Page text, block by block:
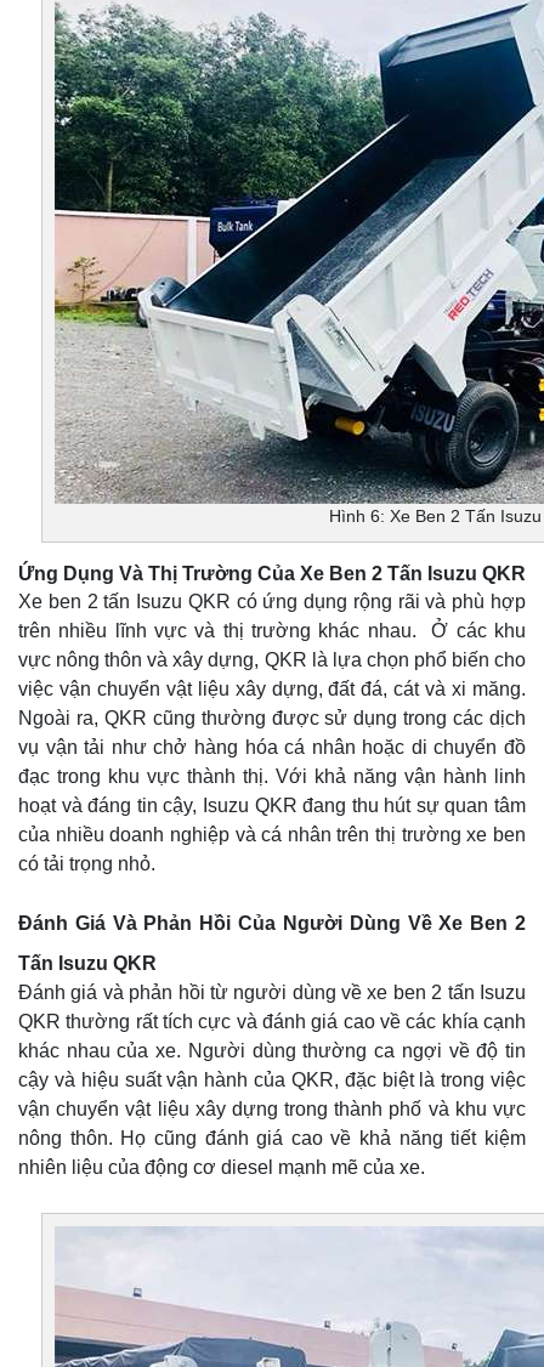
Hình 6: Xe Ben 2 Tấn Isuzu
Ứng Dụng Và Thị Trường Của Xe Ben 2 Tấn Isuzu QKR
Xe ben 2 tấn Isuzu QKR có ứng dụng rộng rãi và phù hợp
trên nhiều lĩnh vực và thị trường khác nhau. Ở các khu
vực nông thôn và xây dựng, QKR là lựa chọn phổ biến cho
việc vận chuyển vật liệu xây dựng, đất đá, cát và xi măng.
Ngoài ra, QKR cũng thường được sử dụng trong các dịch
vụ vận tải như chở hàng hóa cá nhân hoặc di chuyển đồ
đạc trong khu vực thành thị. Với khả năng vận hành linh
hoạt và đáng tin cậy, Isuzu QKR đang thu hút sự quan tâm
của nhiều doanh nghiệp và cá nhân trên thị trường xe ben
có tải trọng nhỏ.
Đánh Giá Và Phản Hồi Của Người Dùng Về Xe Ben 2
Tấn Isuzu QKR
Đánh giá và phản hồi từ người dùng về xe ben 2 tấn Isuzu
QKR thường rất tích cực và đánh giá cao về các khía cạnh
khác nhau của xe. Người dùng thường ca ngợi về độ tin
cậy và hiệu suất vận hành của QKR, đặc biệt là trong việc
vận chuyển vật liệu xây dựng trong thành phố và khu vực
nông thôn. Họ cũng đánh giá cao về khả năng tiết kiệm
nhiên liệu của động cơ diesel mạnh mẽ của xe.